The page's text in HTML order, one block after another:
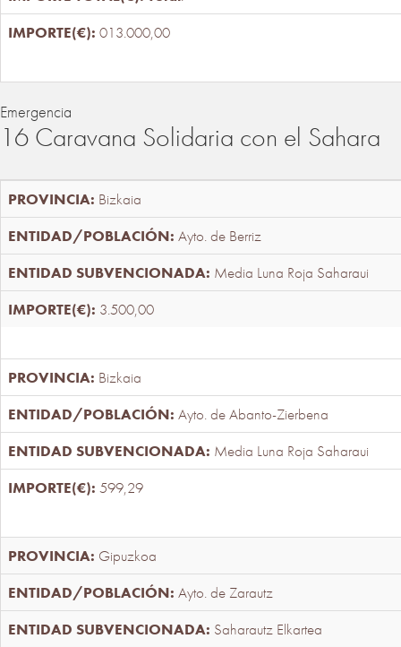
013.000,00
Emergencia
16 Caravana Solidaria con el Sahara
Bizkaia
Ayto. de Berriz
Media Luna Roja Saharaui
3.500,00
Bizkaia
Ayto. de Abanto-Zierbena
Media Luna Roja Saharaui
599,29
Gipuzkoa
Ayto. de Zarautz
Saharautz Elkartea